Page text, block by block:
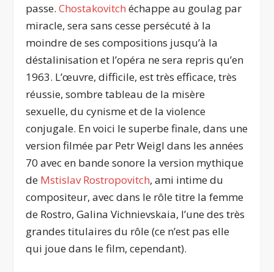
passe.Chostakovitch échappe au goulag par
miracle, sera sans cesse persécuté à la
moindre de ses compositions jusqu’à la
déstalinisation et l’opéra ne sera repris qu’en
1963. L’œuvre, difficile, est très efficace, très
réussie, sombre tableau de la misère
sexuelle, du cynisme et de la violence
conjugale. En voici le superbe finale, dans une
version filmée par Petr Weigl dans les années
70 avec en bande sonore la version mythique
de Mstislav Rostropovitch, ami intime du
compositeur, avec dans le rôle titre la femme
de Rostro, Galina Vichnievskaia, l’une des très
grandes titulaires du rôle (ce n’est pas elle
qui joue dans le film, cependant).